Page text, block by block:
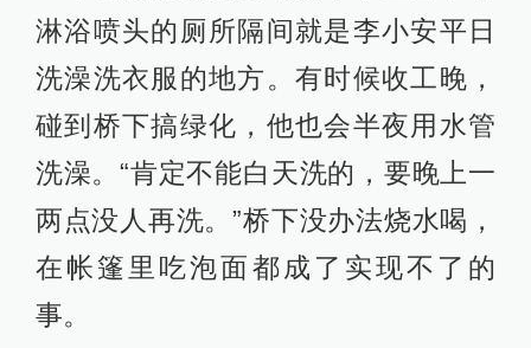
淋浴喷头的厕所隔间就是李小安平日
洗澡洗衣服的地方。有时候收工晚，
碰到桥下搞绿化，他也会半夜用水管
洗澡。“肯定不能白天洗的，要晚上一
两点没人再洗。”桥下没办法烧水喝，
在帐篷里吃泡面都成了实现不了的
事。